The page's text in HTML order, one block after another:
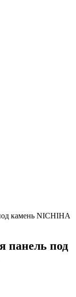
камень NICHIHA
панель под